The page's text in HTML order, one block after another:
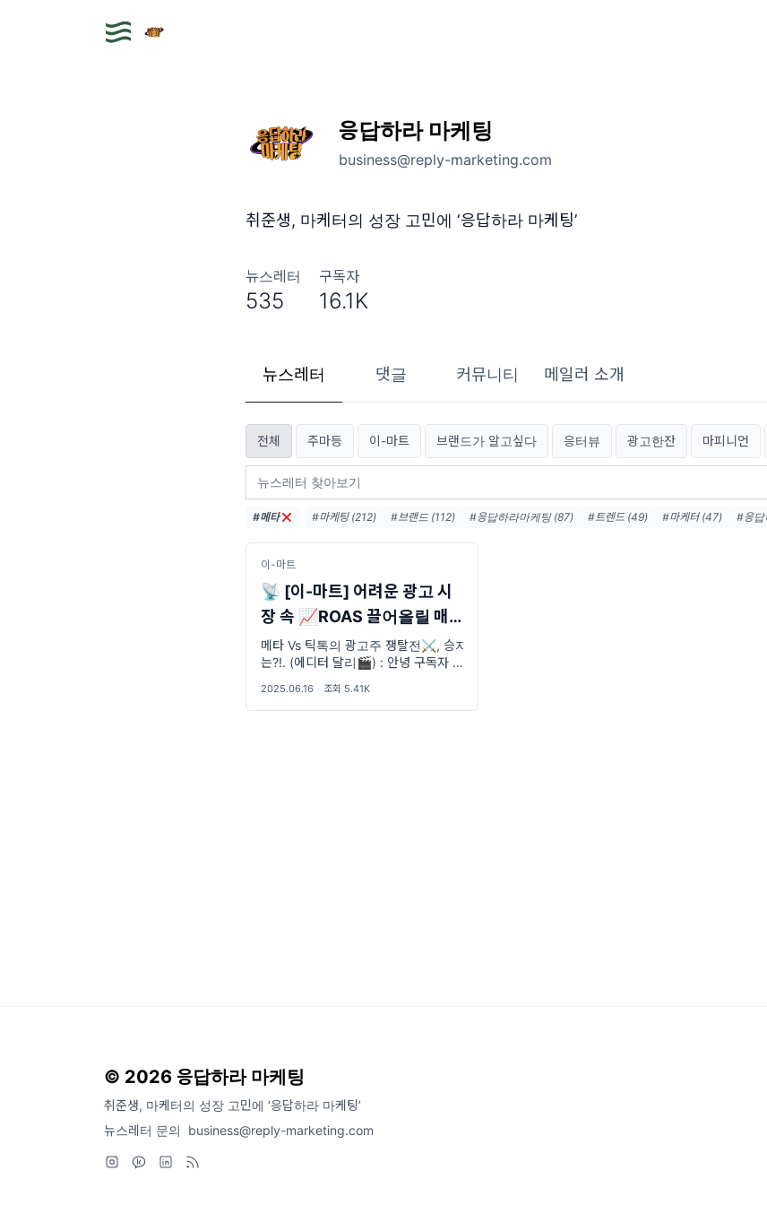
응답하라 마케팅
business@reply-marketing.com
취준생, 마케터의 성장 고민에 ‘응답하라 마케팅’
뉴스레터
535
구독자
16.1K
뉴스레터 댓글 커뮤니티 메일러 소개
전체 주마등 이-마트 브랜드가 알고싶다 응터뷰 광고한잔 마피니언
#메타 #마케팅 (212) #브랜드 (112) #응답하라마케팅 (87) #트렌드 (49) #마케터 (47)
#응
이-마트
📡 [이-마트] 어려운 광고 시
장 속 📈ROAS 끌어올릴 매체
사들의 '밀당' 전략
메타 Vs 틱톡의 광고주 쟁탈전⚔️, 승자
는?!. (에디터 달리🎬) : 안녕 구독자 응
네. 💨 요새 응마 오픈채팅방을 눈팅하
다보면 메타나 구글, 틱톡으로 광고를
2025.06.16 · 조회 5.41K
© 2026 응답하라 마케팅
취준생, 마케터의 성장 고민에 ‘응답하라 마케팅’
뉴스레터 문의
business@reply-marketing.com